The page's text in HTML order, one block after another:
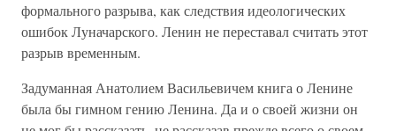
формального разрыва, как следствия идеологических
ошибок Луначарского. Ленин не переставал считать этот
разрыв временным.
Задуманная Анатолием Васильевичем книга о Ленине
была бы гимном гению Ленина. Да и о своей жизни он